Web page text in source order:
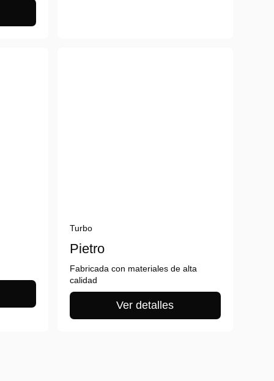
Turbo
Pietro
Fabricada con materiales de alta
calidad
Ver detalles